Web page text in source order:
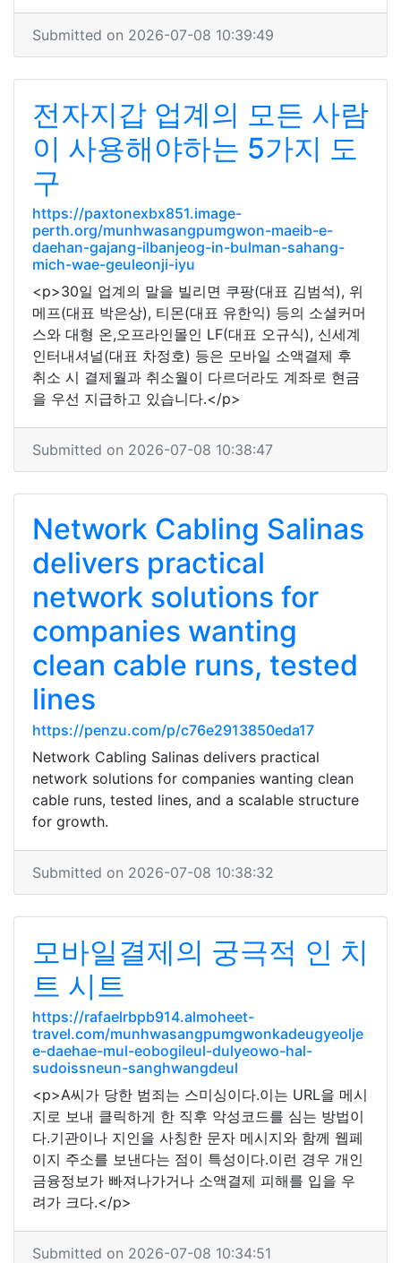
Submitted on 2026-07-08 10:39:49
전자지갑 업계의 모든 사람
이 사용해야하는 5가지 도
구
https://paxtonexbx851.image-
perth.org/munhwasangpumgwon-maeib-e-
daehan-gajang-ilbanjeog-in-bulman-sahang-
mich-wae-geuleonji-iyu
<p>30일 업계의 말을 빌리면 쿠팡(대표 김범석), 위
메프(대표 박은상), 티몬(대표 유한익) 등의 소셜커머
스와 대형 온,오프라인몰인 LF(대표 오규식), 신세계
인터내셔널(대표 차정호) 등은 모바일 소액결제 후
취소 시 결제월과 취소월이 다르더라도 계좌로 현금
을 우선 지급하고 있습니다.</p>
Submitted on 2026-07-08 10:38:47
Network Cabling Salinas
delivers practical
network solutions for
companies wanting
clean cable runs, tested
lines
https://penzu.com/p/c76e2913850eda17
Network Cabling Salinas delivers practical
network solutions for companies wanting clean
cable runs, tested lines, and a scalable structure
for growth.
Submitted on 2026-07-08 10:38:32
모바일결제의 궁극적 인 치
트 시트
https://rafaelrbpb914.almoheet-
travel.com/munhwasangpumgwonkadeugyeolje
e-daehae-mul-eobogileul-dulyeowo-hal-
sudoissneun-sanghwangdeul
<p>A씨가 당한 범죄는 스미싱이다.이는 URL을 메시
지로 보내 클릭하게 한 직후 악성코드를 심는 방법이
다.기관이나 지인을 사칭한 문자 메시지와 함께 웹페
이지 주소를 보낸다는 점이 특성이다.이런 경우 개인
금융정보가 빠져나가거나 소액결제 피해를 입을 우
려가 크다.</p>
Submitted on 2026-07-08 10:34:51